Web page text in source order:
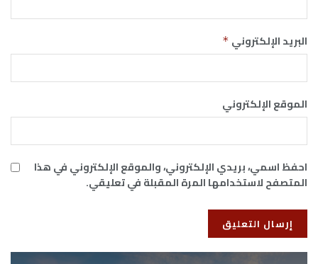
البريد الإلكتروني *
الموقع الإلكتروني
احفظ اسمي، بريدي الإلكتروني، والموقع الإلكتروني في هذا
المتصفح لاستخدامها المرة المقبلة في تعليقي.